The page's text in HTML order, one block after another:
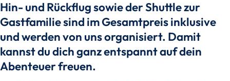
Hin- und Rückflug sowie der Shuttle zur
Gastfamilie sind im Gesamtpreis inklusive
und werden von uns organisiert. Damit
kannst du dich ganz entspannt auf dein
Abenteuer freuen.